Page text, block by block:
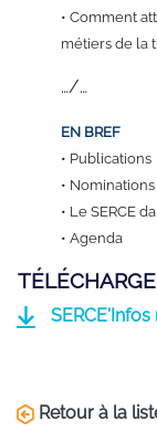
• Comment
métiers de la
…/…
EN BREF
• Publications
• Nominations
• Le SERCE
• Agenda
SERCE'Infos
Retour à la